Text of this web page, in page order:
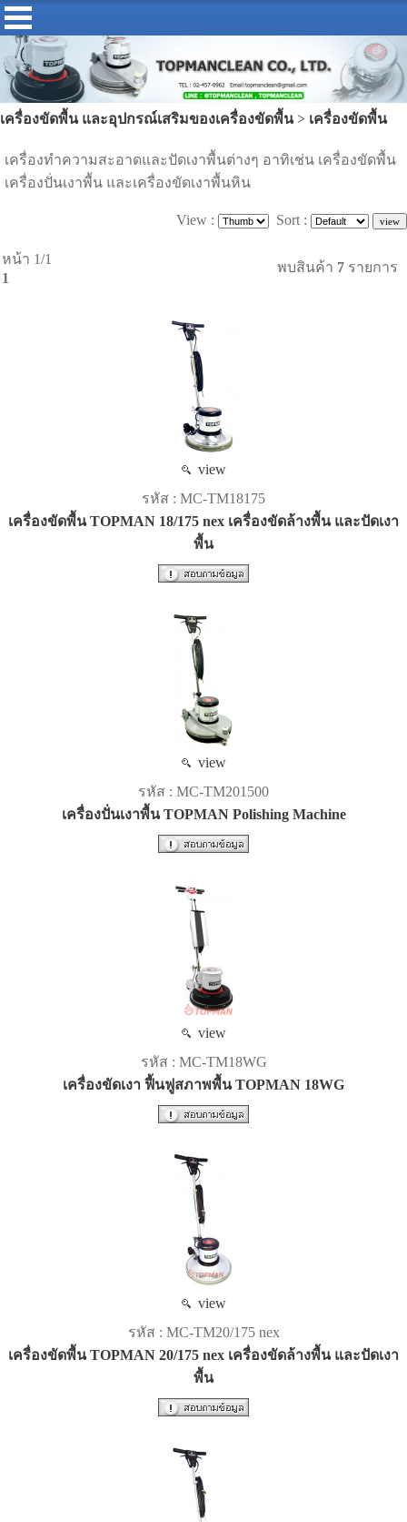
เครื่องขัดพื้น และอุปกรณ์เสริมของเครื่องขัดพื้น> เครื่องขัดพื้น
เครื่องทำความสะอาดและปัดเงาพื้นต่างๆ อาทิเช่น เครื่องขัดพื้น
เครื่องปั่นเงาพื้น และเครื่องขัดเงาพื้นหิน
View : Sort :
หน้า 1/1
1
พบสินค้า 7 รายการ
view
รหัส : MC-TM18175
เครื่องขัดพื้น TOPMAN 18/175 nex เครื่องขัดล้างพื้น และปัดเงา
พื้น
view
รหัส : MC-TM201500
เครื่องปั่นเงาพื้น TOPMAN Polishing Machine
view
รหัส : MC-TM18WG
เครื่องขัดเงา ฟื้นฟูสภาพพื้น TOPMAN 18WG
view
รหัส : MC-TM20/175 nex
เครื่องขัดพื้น TOPMAN 20/175 nex เครื่องขัดล้างพื้น และปัดเงา
พื้น